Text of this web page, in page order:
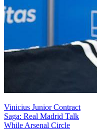
Vinicius Junior Contract
Saga: Real Madrid Talk
While Arsenal Circle